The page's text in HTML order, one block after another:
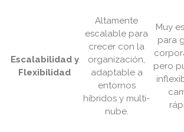
Escalabilidad y
Flexibilidad
Altamente
escalable para
crecer con la
organización,
adaptable a
entornos
híbridos y multi-
nube.
Muy
para
pero